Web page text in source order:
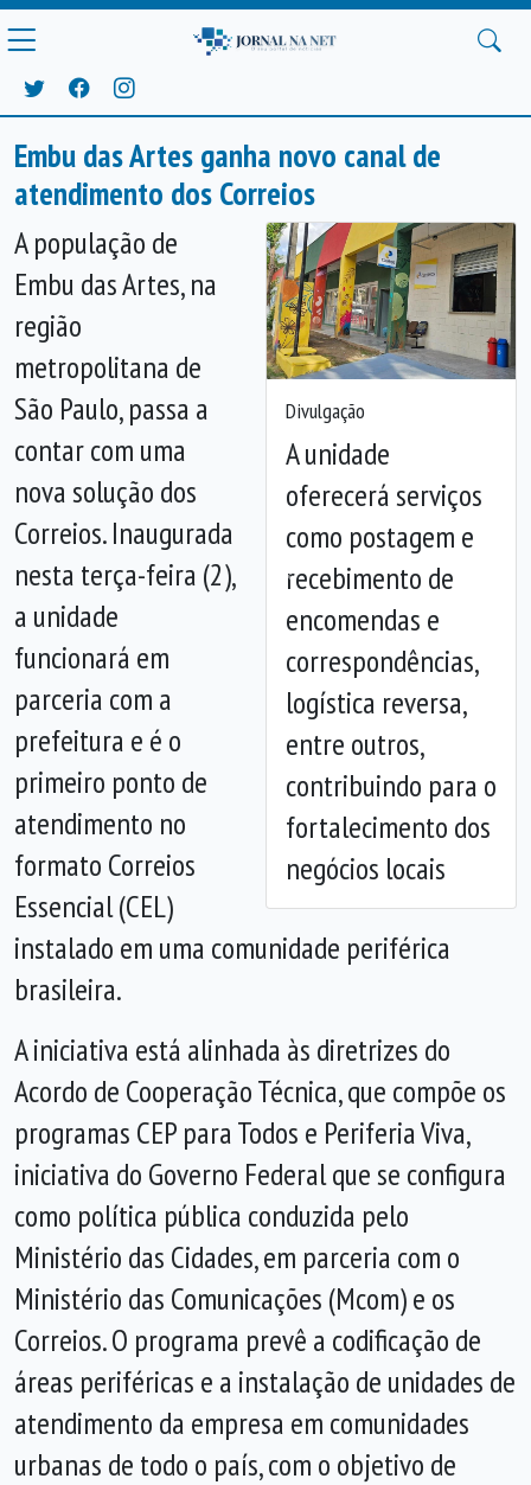
Embu das Artes ganha novo canal de
atendimento dos Correios
Divulgação
A unidade
oferecerá serviços
como postagem e
recebimento de
encomendas e
correspondências,
logística reversa,
entre outros,
contribuindo para o
fortalecimento dos
negócios locais
Anterior
A população de
Embu das Artes, na
região
metropolitana de
São Paulo, passa a
contar com uma
nova solução dos
Correios. Inaugurada
nesta terça-feira (2),
a unidade
funcionará em
parceria com a
prefeitura e é o
primeiro ponto de
atendimento no
formato Correios
Essencial (CEL)
instalado em uma comunidade periférica
brasileira.
A iniciativa está alinhada às diretrizes do
Acordo de Cooperação Técnica, que compõe os
programas CEP para Todos e Periferia Viva,
iniciativa do Governo Federal que se configura
como política pública conduzida pelo
Ministério das Cidades, em parceria com o
Ministério das Comunicações (Mcom) e os
Correios. O programa prevê a codificação de
áreas periféricas e a instalação de unidades de
atendimento da empresa em comunidades
urbanas de todo o país, com o objetivo de